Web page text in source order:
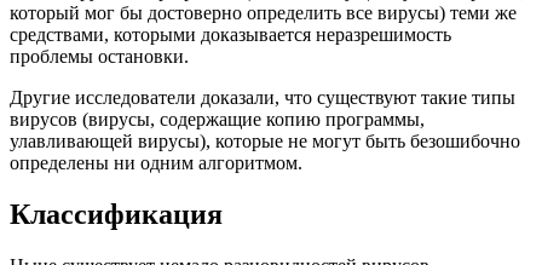
который мог бы достоверно определить все вирусы) теми же
средствами, которыми доказывается неразрешимость
проблемы остановки.
Другие исследователи доказали, что существуют такие типы
вирусов (вирусы, содержащие копию программы,
улавливающей вирусы), которые не могут быть безошибочно
определены ни одним алгоритмом.
Классификация